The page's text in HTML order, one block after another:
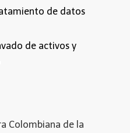
de datos
de activos y
Colombiana de la